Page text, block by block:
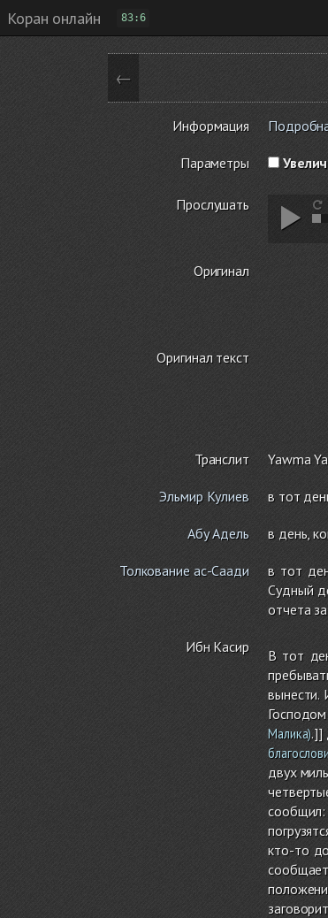
Коран онлайн 83:6
←
Информация
Параметры
Прослушать
Оригинал
Оригинал текст
Транслит Yawma
Эльмир Кулиев в тот
Абу Адель в день,
Толкование ас-Саади
в тот
Судный
отчета
Ибн Касир
В тот
вынести.
Малика).]]
двух
сообщил:
кто-то